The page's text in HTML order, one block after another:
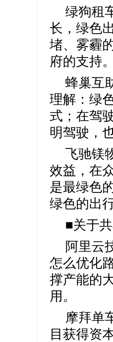
绿狗租
长，绿色
堵、雾霾
府的支持
蜂巢互
理解：绿
式；在驾
明驾驶，
飞驰镁
效益，在
是最绿色
绿色的出
■关于
阿里云
怎么优化
撑产能的
用。
摩拜单
目获得资